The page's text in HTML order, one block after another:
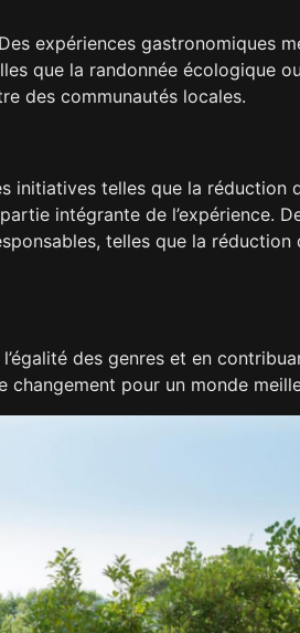
expériences gastronomiques
que la randonnée écologique
des communautés locales.
initiatives telles que la réduction
intégrante de l’expérience.
telles que la réduction
des genres et en
pour un monde